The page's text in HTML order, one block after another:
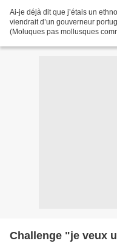
Ai-je déjà dit que j’étais un
viendrait d’un gouverneur
(Moluques pas mollusques
Challenge "je veux